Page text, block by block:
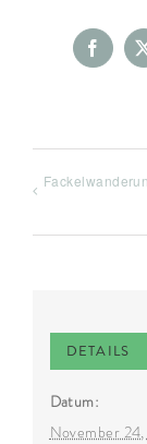
DETAILS
Datum:
November